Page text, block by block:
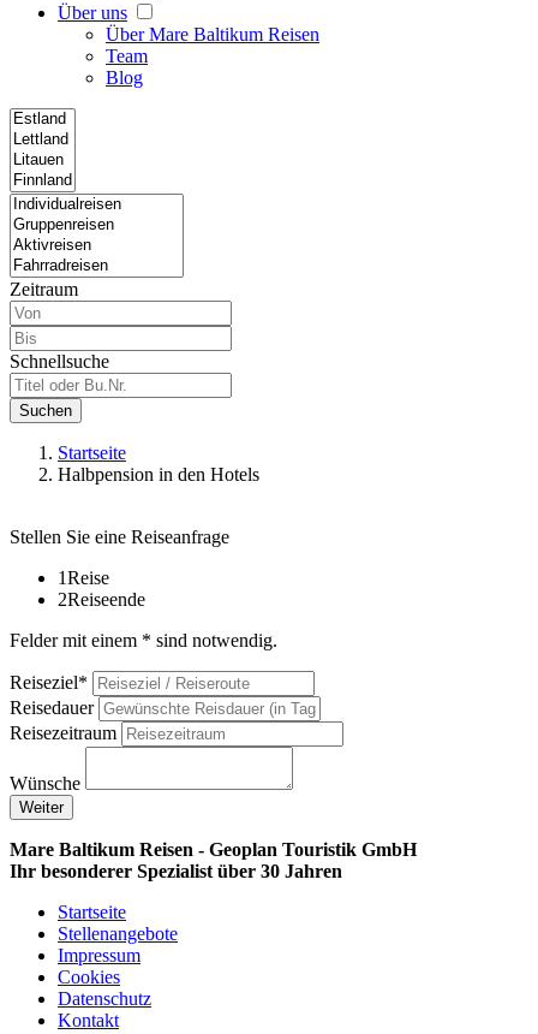
Über uns
Über Mare Baltikum Reisen
Team
Blog
Zeitraum
Schnellsuche
Suchen
Startseite
Halbpension in den Hotels
Stellen Sie eine Reiseanfrage
1Reise
2Reiseende
Felder mit einem * sind notwendig.
Reiseziel*
Reisedauer
Reisezeitraum
Wünsche
Weiter
Mare Baltikum Reisen - Geoplan Touristik GmbH
Ihr besonderer Spezialist über 30 Jahren
Startseite
Stellenangebote
Impressum
Cookies
Datenschutz
Kontakt